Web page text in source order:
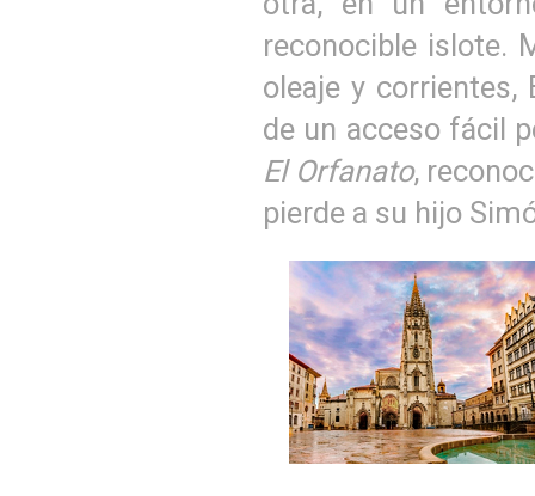
reconocible islote.
oleaje y corrientes,
de un acceso fácil
El Orfanato,
pierde a su hijo